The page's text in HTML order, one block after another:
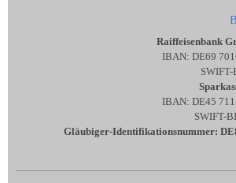
Raiffeisenbank
IBAN: DE69
IBAN: DE45
SWIFT-
Gläubiger-Identifikationsnummer: